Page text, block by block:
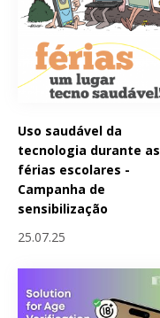
Uso saudável da
tecnologia durante as
férias escolares -
Campanha de
sensibilização
25.07.25